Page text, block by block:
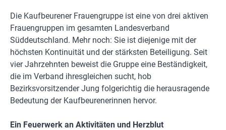
Die Kaufbeurener Frauengruppe ist eine von drei aktiven
Frauengruppen im gesamten Landesverband
Süddeutschland. Mehr noch: Sie ist diejenige mit der
höchsten Kontinuität und der stärksten Beteiligung. Seit
vier Jahrzehnten beweist die Gruppe eine Beständigkeit,
die im Verband ihresgleichen sucht, hob
Bezirksvorsitzender Jung folgerichtig die herausragende
Bedeutung der Kaufbeurenerinnen hervor.
Ein Feuerwerk an Aktivitäten und Herzblut